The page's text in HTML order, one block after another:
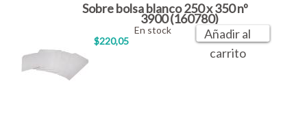
Sobre bolsa blanco 250 x 350 nº
3900 (160780)
$220,05
En stock
Añadir al
carrito